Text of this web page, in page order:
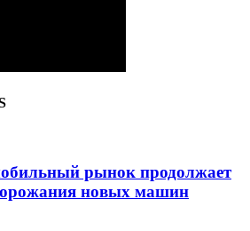
рынок продолжает
новых машин